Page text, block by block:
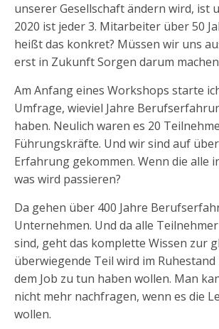
unserer Gesellschaft ändern wird, ist
2020 ist jeder 3. Mitarbeiter über 50
heißt das konkret? Müssen wir uns
erst in Zukunft Sorgen darum
Am Anfang eines Workshops starte
Umfrage, wieviel Jahre
haben. Neulich waren es 20
Führungskräfte. Und wir sind auf über
Erfahrung gekommen. Wenn die alle
was wird passieren?
Da gehen über 400 Jahre
Unternehmen. Und da alle
sind, geht das komplette Wissen zur
überwiegende Teil wird im
dem Job zu tun haben wollen. Man
nicht mehr nachfragen, wenn es die
wollen.